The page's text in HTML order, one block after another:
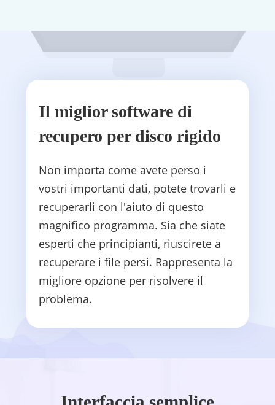
Il miglior software di
recupero per disco rigido
Non importa come avete perso i
vostri importanti dati, potete trovarli e
recuperarli con l'aiuto di questo
magnifico programma. Sia che siate
esperti che principianti, riuscirete a
recuperare i file persi. Rappresenta la
migliore opzione per risolvere il
problema.